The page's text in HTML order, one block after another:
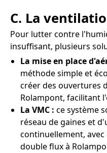
C. La
Pour lutter contre
insuffisant, plusieurs
La mise en place
méthode simple et
créer des ouvertures
Rolampont, facilitant
La VMC : ce système
réseau de gaines et
continuellement,
double flux à